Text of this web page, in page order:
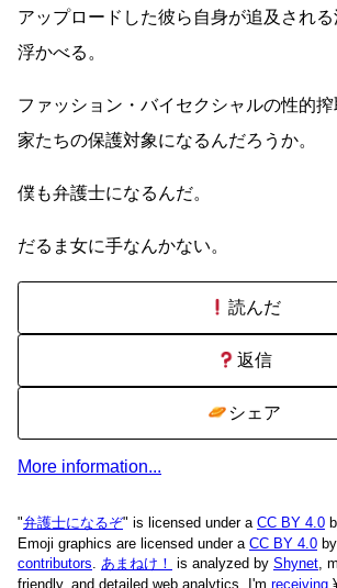
アップロードした彼ら自身が追及され
浮かべる。
ファッション・バイセクシャルの性的
家たちの保護対象になるんだろうか。
僕も弁護士になるんだ。
だるま女に手なんかない。
読んだ
返信
シェア
More information...
"弁護士になるぞ" is licensed under a CC BY 4.0
Emoji graphics are licensed under a CC BY 4.0 by
contributors. あまねけ！ is analyzed by Shynet,
friendly, and detailed web analytics.
I'm receiving